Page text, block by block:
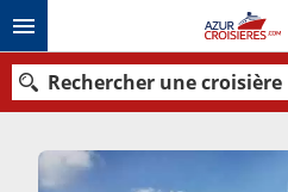
Rechercher une croisière